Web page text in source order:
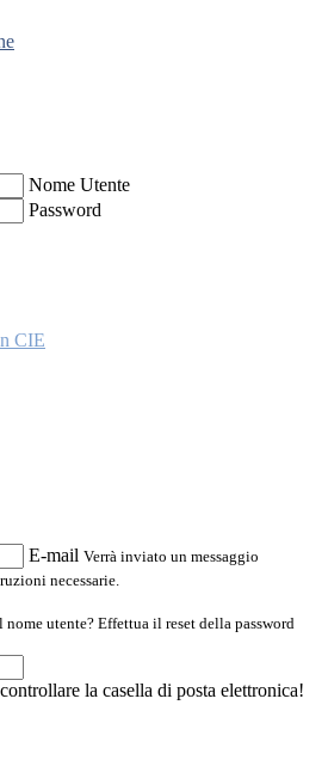
Nome Utente
Password
CIE
E-mail Verrà inviato un messaggio
necessarie.
utente? Effettua il reset della password
la casella di posta elettronica!